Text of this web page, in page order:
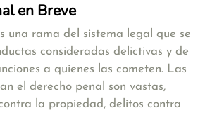
en Breve
una rama del sistema legal que se
consideradas delictivas y de
a quienes las cometen. Las
el derecho penal son vastas,
la propiedad, delitos contra